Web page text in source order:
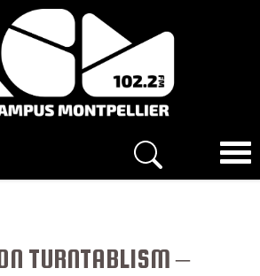
TURNTABLISM –